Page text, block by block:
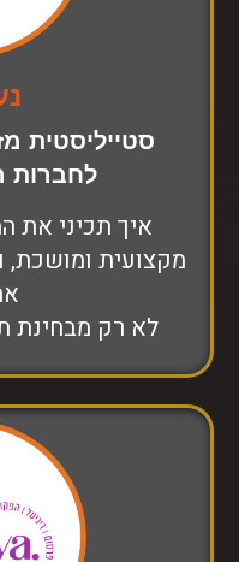
סטייליסטית
לחברות
איך תכיני את
מקצועית ומושכת,
לא רק מבחינת